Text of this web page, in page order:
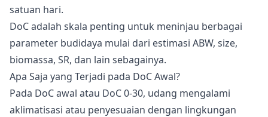
satuan hari.
DoC adalah skala penting untuk meninjau berbagai
parameter budidaya mulai dari estimasi ABW, size,
biomassa, SR, dan lain sebagainya.
Apa Saja yang Terjadi pada DoC Awal?
Pada DoC awal atau DoC 0-30, udang mengalami
aklimatisasi atau penyesuaian dengan lingkungan